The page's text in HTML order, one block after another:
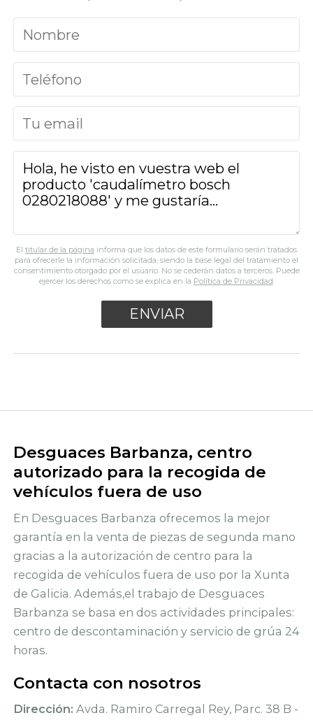
El titular de la página informa que los datos de este formulario serán tratados
para ofrecerle la información solicitada, siendo la base legal del tratamiento el
consentimiento otorgado por el usuario. No se cederán datos a terceros. Puede
ejercer los derechos como se explica en la Política de Privacidad.
Desguaces Barbanza, centro
autorizado para la recogida de
vehículos fuera de uso
En Desguaces Barbanza ofrecemos la mejor
garantía en la venta de piezas de segunda mano
gracias a la autorización de centro para la
recogida de vehículos fuera de uso por la Xunta
de Galicia. Además,el trabajo de Desguaces
Barbanza se basa en dos actividades principales:
centro de descontaminación y servicio de grúa 24
horas.
Contacta con nosotros
Dirección: Avda. Ramiro Carregal Rey, Parc. 38 B -